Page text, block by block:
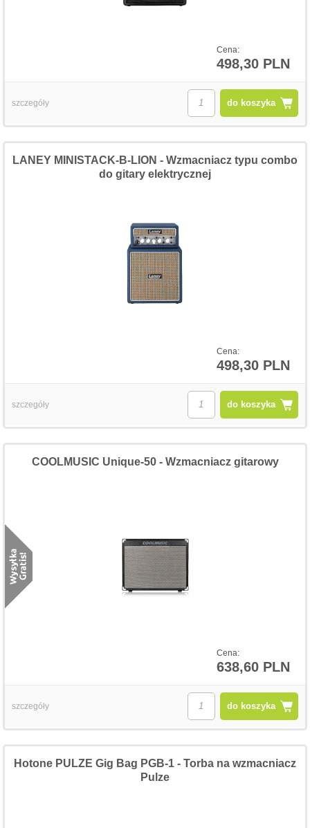
Cena:
498,30 PLN
do koszyka
szczegóły
Cena:
498,30 PLN
LANEY MINISTACK-B-LION - Wzmacniacz typu combo
do gitary elektrycznej
do koszyka
szczegóły
Cena:
638,60 PLN
COOLMUSIC Unique-50 - Wzmacniacz gitarowy
do koszyka
szczegóły
Hotone PULZE Gig Bag PGB-1 - Torba na wzmacniacz
Pulze